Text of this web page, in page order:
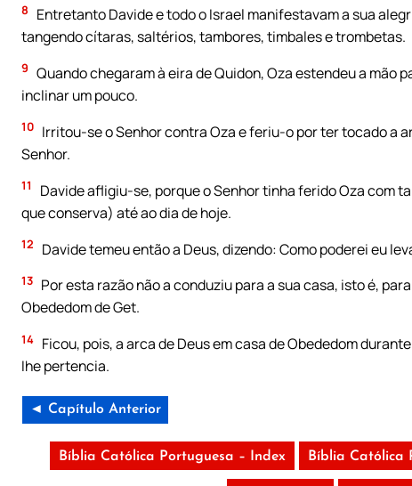
8
Entretanto Davide e todo o Israel manifestavam a sua
tangendo cítaras, saltérios, tambores, timbales e trombetas.
9 Quando chegaram à eira de Quidon, Oza estendeu a
inclinar um pouco.
10 Irritou-se o Senhor contra Oza e feriu-o por ter tocado a
Senhor.
11
Davide afligiu-se, porque o Senhor tinha ferido Oza com
que conserva) até ao dia de hoje.
12 Davide temeu então a Deus, dizendo: Como poderei eu
13 Por esta razão não a conduziu para a sua casa, isto é,
Obededom de Get.
14 Ficou, pois, a arca de Deus em casa de Obededom
Ihe pertencia.
◄ Capítulo Anterior
Bíblia Católica Portuguesa – Index Bíblia Católica